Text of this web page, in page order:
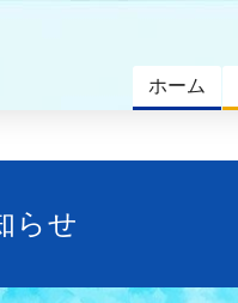
ホーム
らせ